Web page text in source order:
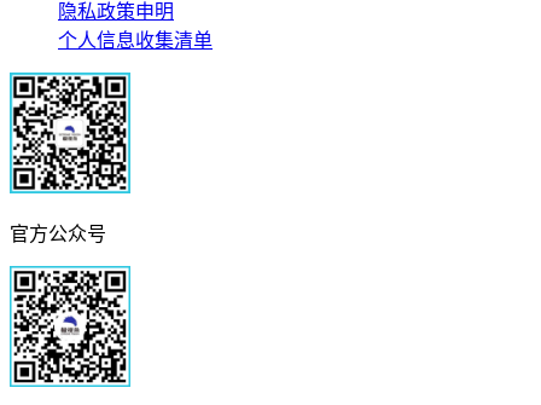
隐私政策申明
个人信息收集清单
官方公众号